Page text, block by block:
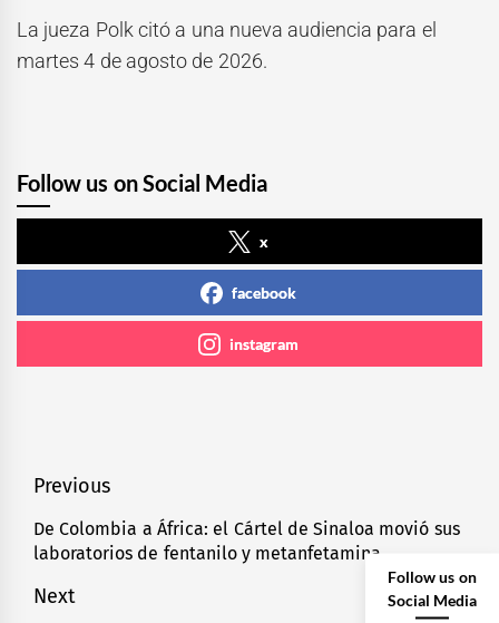
La jueza Polk citó a una nueva audiencia para el
martes 4 de agosto de 2026.
Follow us on Social Media
x
facebook
instagram
Navegación
de
entradas
Previous
Previous
post:
De Colombia a África: el Cártel de Sinaloa movió sus
laboratorios de fentanilo y metanfetamina
Next
Follow us on
Social Media